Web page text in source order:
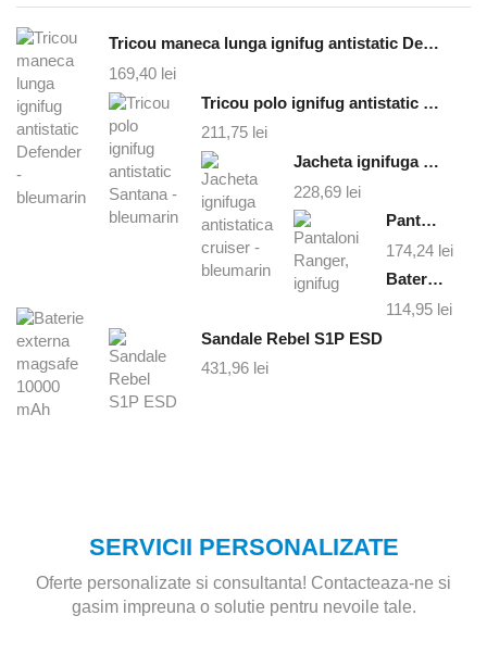
Tricou maneca lunga ignifug antistatic Defender - bleumarin
169,40 lei
Tricou polo ignifug antistatic Santana - bleumarin
211,75 lei
Jacheta ignifuga antistatica cruiser - bleumarin
228,69 lei
Pantaloni Ranger, ignifug
174,24 lei
Baterie externa magsafe 10000 mAh
114,95 lei
Sandale Rebel S1P ESD
431,96 lei
SERVICII PERSONALIZATE
Oferte personalizate si consultanta! Contacteaza-ne si
gasim impreuna o solutie pentru nevoile tale.